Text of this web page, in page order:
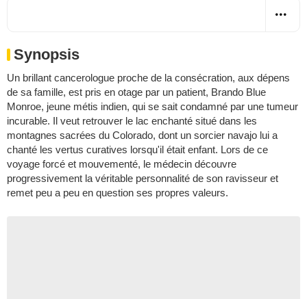
Synopsis
Un brillant cancerologue proche de la consécration, aux dépens
de sa famille, est pris en otage par un patient, Brando Blue
Monroe, jeune métis indien, qui se sait condamné par une tumeur
incurable. Il veut retrouver le lac enchanté situé dans les
montagnes sacrées du Colorado, dont un sorcier navajo lui a
chanté les vertus curatives lorsqu'il était enfant. Lors de ce
voyage forcé et mouvementé, le médecin découvre
progressivement la véritable personnalité de son ravisseur et
remet peu a peu en question ses propres valeurs.